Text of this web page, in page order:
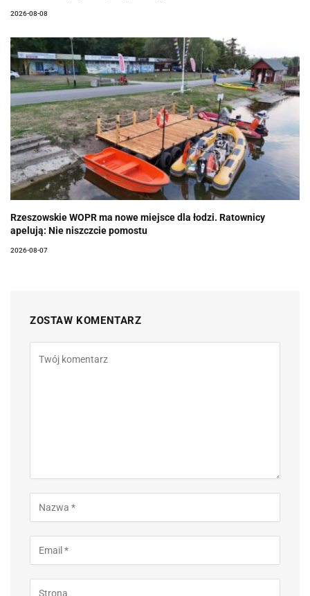
2026-08-08
Rzeszowskie WOPR ma nowe miejsce dla łodzi. Ratownicy
apelują: Nie niszczcie pomostu
2026-08-07
ZOSTAW KOMENTARZ